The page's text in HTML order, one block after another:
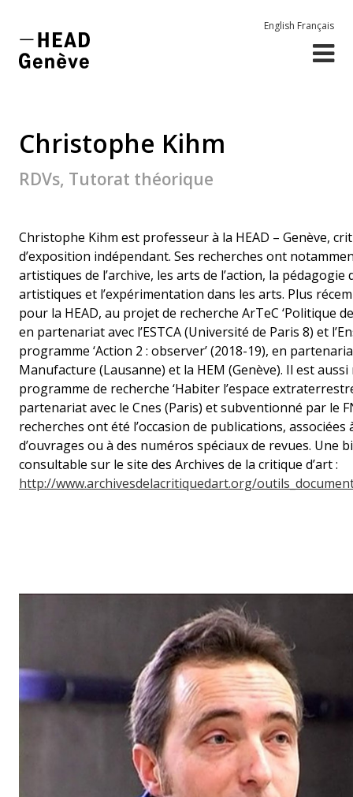
English Français
Christophe Kihm
RDVs, Tutorat théorique
Christophe Kihm est professeur à la HEAD – Genève,
d’exposition indépendant. Ses recherches ont
artistiques de l’archive, les arts de l’action, la
artistiques et l’expérimentation dans les arts. Plus
pour la HEAD, au projet de recherche ArTeC ‘Politique
en partenariat avec l’ESTCA (Université de Paris 8) et
programme ‘Action 2 : observer’ (2018-19), en
Manufacture (Lausanne) et la HEM (Genève). Il est
programme de recherche ‘Habiter l’espace
partenariat avec le Cnes (Paris) et subventionné par le
recherches ont été l’occasion de publications, associées
d’ouvrages ou à des numéros spéciaux de revues. Une
consultable sur le site des Archives de la critique d’art :
http://www.archivesdelacritiquedart.org/